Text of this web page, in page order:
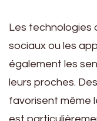
Les technologies
sociaux ou les
également les
leurs proches.
favorisent même